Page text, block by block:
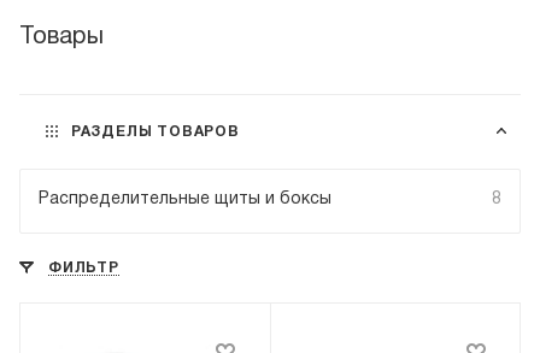
Товары
РАЗДЕЛЫ ТОВАРОВ
Распределительные щиты и боксы 8
ФИЛЬТР